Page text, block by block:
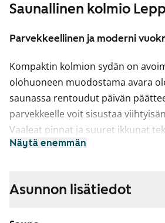
Saunallinen kolmio
Parvekkeellinen ja moderni
Kompaktin kolmion sydän on
olohuoneen muodostama avara
saunassa rentoudut päivän
parvekkeelle voit sisustaa
Vaaleat pinnat ja suuret ikkunat
valoisan. Eteisessä on peiliovellinen
Pienemmästä makuuhuoneesta
Näytä enemmän
Asunnon lisätiedot